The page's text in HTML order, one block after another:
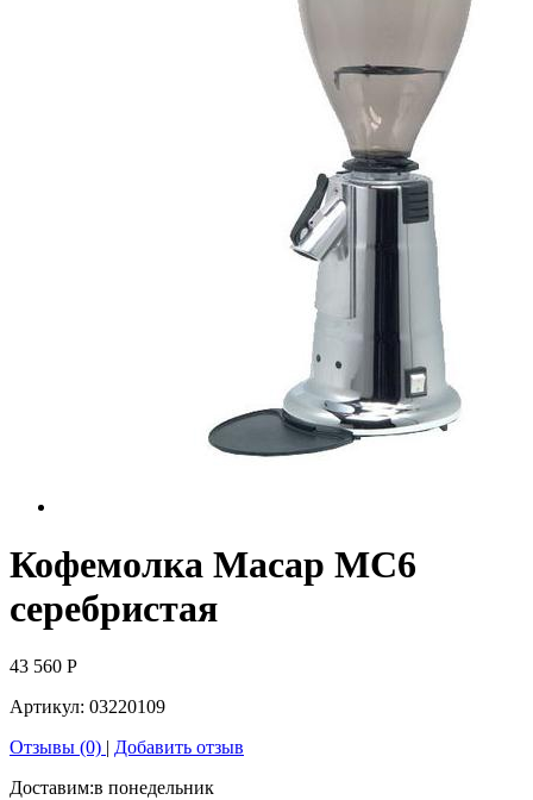
Кофемолка Macap MC6
серебристая
43 560 Р
Артикул: 03220109
Отзывы (0) | Добавить отзыв
Доставим:в понедельник